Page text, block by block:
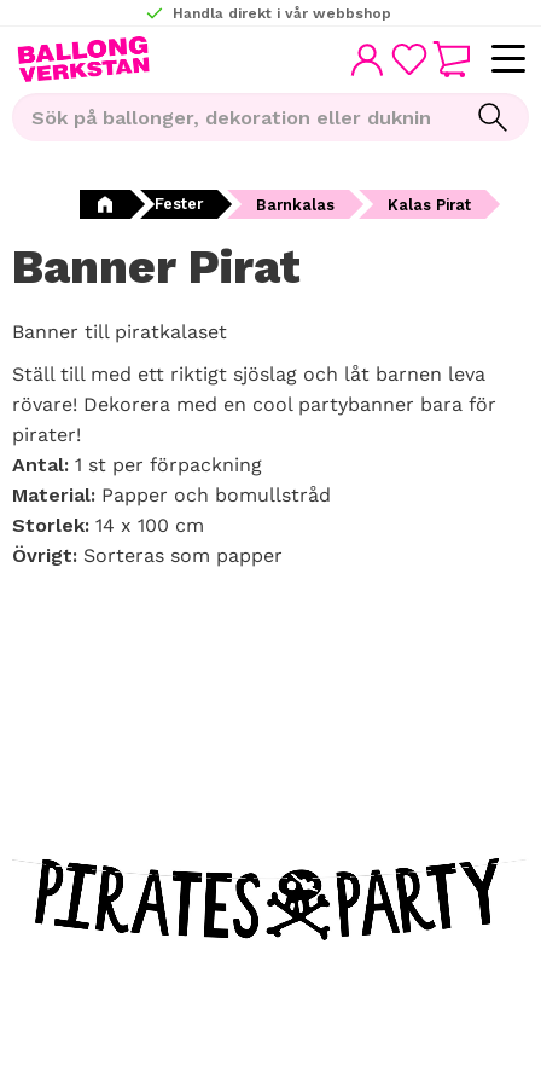
Meny
Handla direkt i vår webbshop
FAVORITER
KUNDVAGN
Fester Barnkalas Kalas Pirat
Banner Pirat
Banner till piratkalaset
Ställ till med ett riktigt sjöslag och låt barnen leva
rövare! Dekorera med en cool partybanner bara för
pirater!
Antal: 1 st per förpackning
Material: Papper och bomullstråd
Storlek: 14 x 100 cm
Övrigt: Sorteras som papper